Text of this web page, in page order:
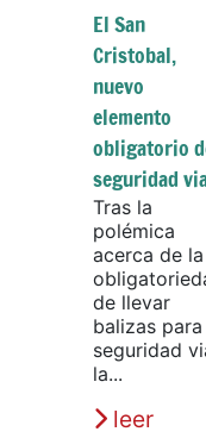
El San
Cristobal,
nuevo
elemento
obligatorio
seguridad
Tras la
polémica
acerca de la
de llevar
balizas para
seguridad
la...
leer